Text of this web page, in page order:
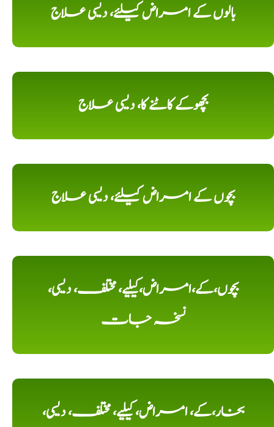
بالوں کے امراض کیلئے، دیسی علاج
بچھوکے کاٹنے کا، دیسی علاج
بچوں کے امراض کیلئے، دیسی علاج
بچوں،کے،امراض،کیلیے، مختلف، دیسی،
نسخہ جات
بخار،کے، امراض، کیلیے، مختلف، دیسی،